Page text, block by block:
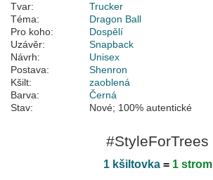
Tvar:
Trucker
Téma:
Dragon Ball
Pro koho:
Dospělí
Uzávěr:
Snapback
Návrh:
Unisex
Postava:
Shenron
Kšilt:
zaoblená
Barva:
Černá
Stav:
Nové; 100% autentické
#StyleForTrees
1 kšiltovka= 1 strom